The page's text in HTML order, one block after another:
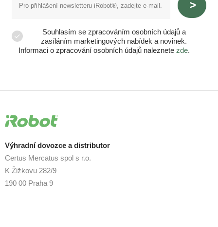
Souhlasím se zpracováním osobních údajů a
zasíláním marketingových nabídek a novinek.
Informaci o zpracování osobních údajů naleznete zde.
Výhradní dovozce a distributor
Certus Mercatus spol s r.o.
K Žižkovu 282/9
190 00 Praha 9